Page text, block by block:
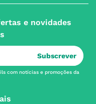
e novidades
Subscrever
com notícias e promoções da